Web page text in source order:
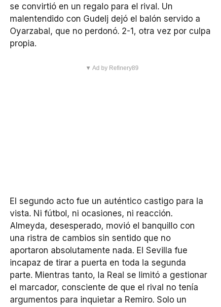
se convirtió en un regalo para el rival. Un
malentendido con Gudelj dejó el balón servido a
Oyarzabal, que no perdonó. 2-1, otra vez por culpa
propia.
▼ Ad by Refinery89
El segundo acto fue un auténtico castigo para la
vista. Ni fútbol, ni ocasiones, ni reacción.
Almeyda, desesperado, movió el banquillo con
una ristra de cambios sin sentido que no
aportaron absolutamente nada. El Sevilla fue
incapaz de tirar a puerta en toda la segunda
parte. Mientras tanto, la Real se limitó a gestionar
el marcador, consciente de que el rival no tenía
argumentos para inquietar a Remiro. Solo un